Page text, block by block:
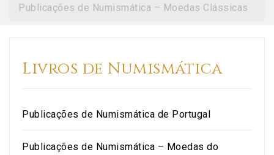
Publicações de Numismática – Moedas Clássicas
Livros de Numismática
Publicações de Numismática de Portugal
Publicações de Numismática – Moedas do